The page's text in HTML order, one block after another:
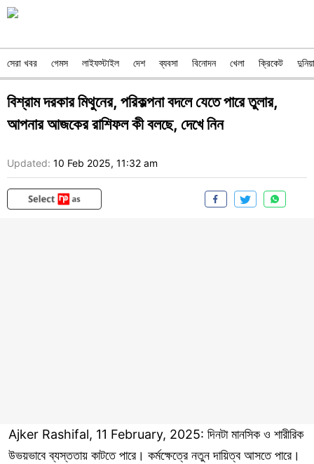
সেরা খবর গেমস লাইফস্টাইল দেশ ব্যবসা বিনোদন খেলা ক্রিকেট দুনিয়া
বিশ্রাম দরকার মিথুনের, পরিকল্পনা বদলে যেতে পারে তুলার,
আপনার আজকের রাশিফল কী বলছে, দেখে নিন
Updated: 10 Feb 2025, 11:32 am
Ajker Rashifal, 11 February, 2025: দিনটা মানসিক ও শারীরিক
উভয়ভাবে ব্যস্ততায় কাটতে পারে। কর্মক্ষেত্রে নতুন দায়িত্ব আসতে পারে।